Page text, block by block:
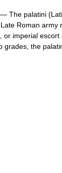
— The palatini
Roman army
or imperial escort
grades, the